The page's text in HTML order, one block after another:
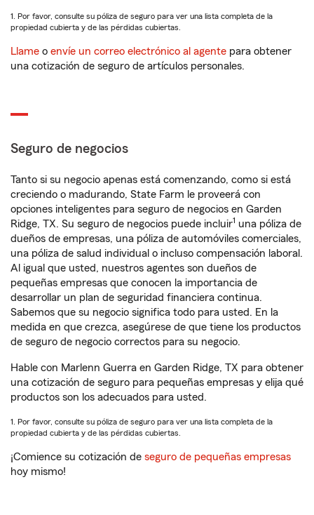
1. Por favor, consulte su póliza de seguro para ver una lista completa de la
propiedad cubierta y de las pérdidas cubiertas.
Llame o envíe un correo electrónico al agente para obtener
una cotización de seguro de artículos personales.
Seguro de negocios
Tanto si su negocio apenas está comenzando, como si está
creciendo o madurando, State Farm le proveerá con
opciones inteligentes para seguro de negocios en Garden
Ridge, TX. Su seguro de negocios puede incluir1 una póliza de
dueños de empresas, una póliza de automóviles comerciales,
una póliza de salud individual o incluso compensación laboral.
Al igual que usted, nuestros agentes son dueños de
pequeñas empresas que conocen la importancia de
desarrollar un plan de seguridad financiera continua.
Sabemos que su negocio significa todo para usted. En la
medida en que crezca, asegúrese de que tiene los productos
de seguro de negocio correctos para su negocio.
Hable con Marlenn Guerra en Garden Ridge, TX para obtener
una cotización de seguro para pequeñas empresas y elija qué
productos son los adecuados para usted.
1. Por favor, consulte su póliza de seguro para ver una lista completa de la
propiedad cubierta y de las pérdidas cubiertas.
¡Comience su cotización de seguro de pequeñas empresas
hoy mismo!